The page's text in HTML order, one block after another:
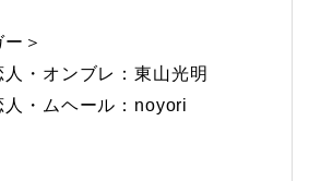
ー＞
人・オンブレ：東山光明
人・ムヘール：noyori